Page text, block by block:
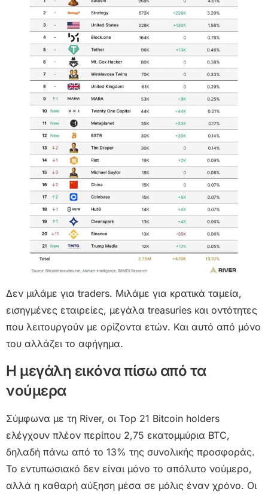
Δεν μιλάμε για traders. Μιλάμε για κρατικά ταμεία,
εισηγμένες εταιρείες, μεγάλα treasuries και οντότητες
που λειτουργούν με ορίζοντα ετών. Και αυτό από μόνο
του αλλάζει το αφήγημα.
Η μεγάλη εικόνα πίσω από τα
νούμερα
Σύμφωνα με τη River, οι Top 21 Bitcoin holders
ελέγχουν πλέον περίπου 2,75 εκατομμύρια BTC,
δηλαδή πάνω από το 13% της συνολικής προσφοράς.
Το εντυπωσιακό δεν είναι μόνο το απόλυτο νούμερο,
αλλά η καθαρή αύξηση μέσα σε μόλις έναν χρόνο. Οι